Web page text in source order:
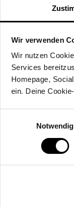
Wir verwenden
Wir nutzen
Services
Homepage,
ein. Deine
Notwendig